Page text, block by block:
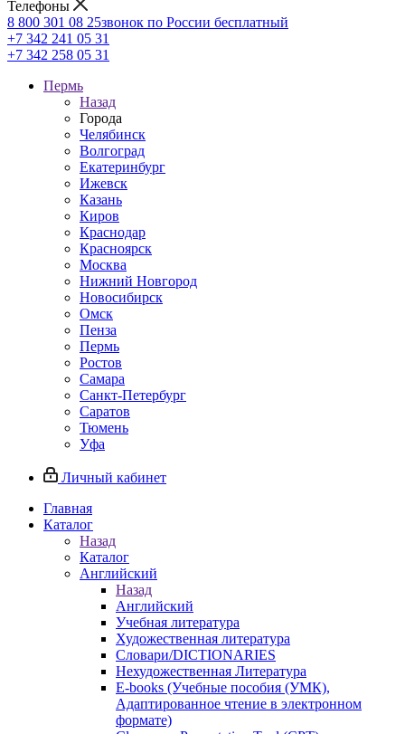
Телефоны
8 800 301 08 25звонок по России бесплатный
+7 342 241 05 31
+7 342 258 05 31
Пермь
Назад
Города
Челябинск
Волгоград
Екатеринбург
Ижевск
Казань
Киров
Краснодар
Красноярск
Москва
Нижний Новгород
Новосибирск
Омск
Пенза
Пермь
Ростов
Самара
Санкт-Петербург
Саратов
Тюмень
Уфа
Личный кабинет
Главная
Каталог
Назад
Каталог
Английский
Назад
Английский
Учебная литература
Художественная литература
Словари/DICTIONARIES
Нехудожественная Литература
E-books (Учебные пособия (УМК),
Адаптированное чтение в электронном
формате)